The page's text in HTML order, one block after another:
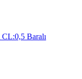
Baralı